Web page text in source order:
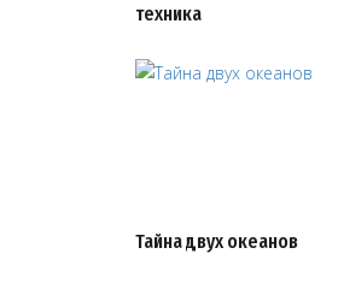
техника
Тайна двух океанов